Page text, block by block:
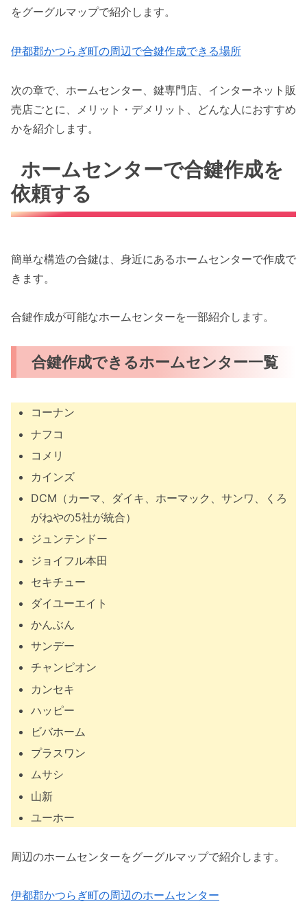
をグーグルマップで紹介します。
伊都郡かつらぎ町の周辺で合鍵作成できる場所
次の章で、ホームセンター、鍵専門店、インターネット販
売店ごとに、メリット・デメリット、どんな人におすすめ
かを紹介します。
ホームセンターで合鍵作成を
依頼する
簡単な構造の合鍵は、身近にあるホームセンターで作成で
きます。
合鍵作成が可能なホームセンターを一部紹介します。
合鍵作成できるホームセンター一覧
コーナン
ナフコ
コメリ
カインズ
DCM（カーマ、ダイキ、ホーマック、サンワ、くろ
がねやの5社が統合）
ジュンテンドー
ジョイフル本田
セキチュー
ダイユーエイト
かんぶん
サンデー
チャンピオン
カンセキ
ハッピー
ビバホーム
プラスワン
ムサシ
山新
ユーホー
周辺のホームセンターをグーグルマップで紹介します。
伊都郡かつらぎ町の周辺のホームセンター